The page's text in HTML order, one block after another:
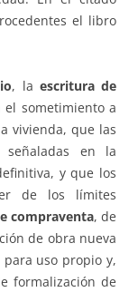
el libro
, la escritura de
el sometimiento a
vivienda, que las
señaladas en la
y que los
de los límites
compraventa, de
de obra nueva
uso propio y,
formalización de